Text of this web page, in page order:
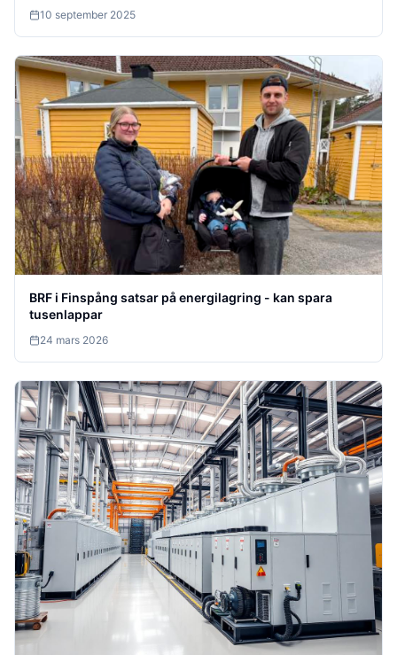
10 september 2025
BRF i Finspång satsar på energilagring - kan spara
tusenlappar
24 mars 2026